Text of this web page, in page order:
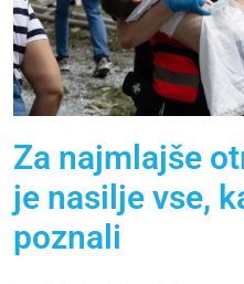
Za najmlajše
je nasilje vse,
poznali